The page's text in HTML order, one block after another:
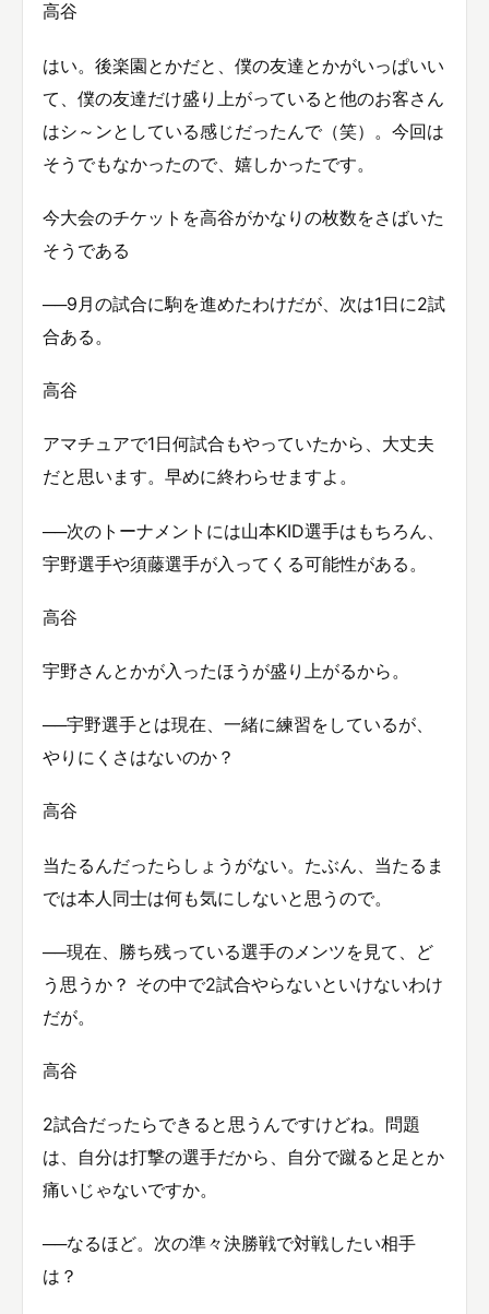
高谷
はい。後楽園とかだと、僕の友達とかがいっぱいい
て、僕の友達だけ盛り上がっていると他のお客さん
はシ～ンとしている感じだったんで（笑）。今回は
そうでもなかったので、嬉しかったです。
今大会のチケットを高谷がかなりの枚数をさばいた
そうである
──9月の試合に駒を進めたわけだが、次は1日に2試
合ある。
高谷
アマチュアで1日何試合もやっていたから、大丈夫
だと思います。早めに終わらせますよ。
──次のトーナメントには山本KID選手はもちろん、
宇野選手や須藤選手が入ってくる可能性がある。
高谷
宇野さんとかが入ったほうが盛り上がるから。
──宇野選手とは現在、一緒に練習をしているが、
やりにくさはないのか？
高谷
当たるんだったらしょうがない。たぶん、当たるま
では本人同士は何も気にしないと思うので。
──現在、勝ち残っている選手のメンツを見て、ど
う思うか？ その中で2試合やらないといけないわけ
だが。
高谷
2試合だったらできると思うんですけどね。問題
は、自分は打撃の選手だから、自分で蹴ると足とか
痛いじゃないですか。
──なるほど。次の準々決勝戦で対戦したい相手
は？